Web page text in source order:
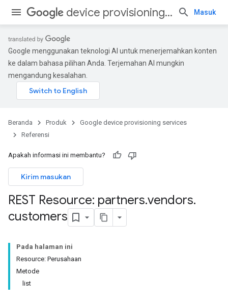
device provisioning services Masuk
Google menggunakan teknologi AI untuk menerjemahkan konten
ke dalam bahasa pilihan Anda. Terjemahan AI mungkin
mengandung kesalahan.
Beranda Produk
Google device provisioning services
Referensi
Apakah informasi ini membantu?
Kirim masukan
REST Resource: partners.vendors.
customers
Pada halaman ini
Resource: Perusahaan
Metode
list